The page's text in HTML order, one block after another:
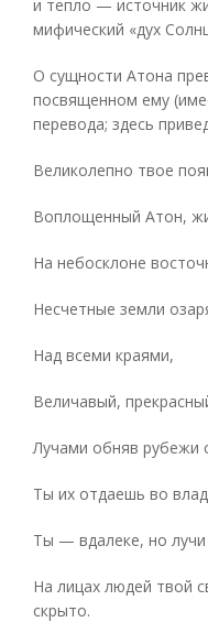
и тепло — источник
мифический «дух
О сущности Атона
посвященном ему
перевода; здесь
Великолепно твое
Воплощенный Атон,
На небосклоне
Несчетные земли
Над всеми краями,
Величавый,
Лучами обняв рубежи
Ты их отдаешь во
Ты — вдалеке, но лучи
На лицах людей твой
скрыто.